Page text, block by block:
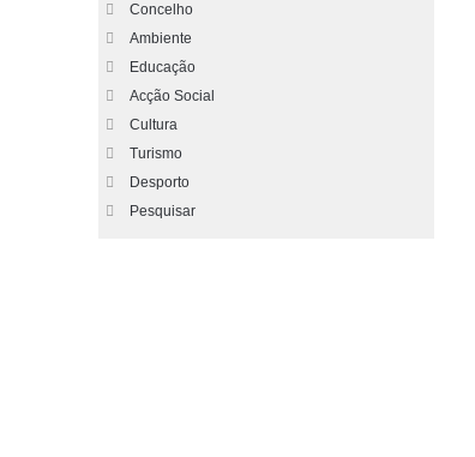
Concelho
Ambiente
Educação
Acção Social
Cultura
Turismo
Desporto
Pesquisar